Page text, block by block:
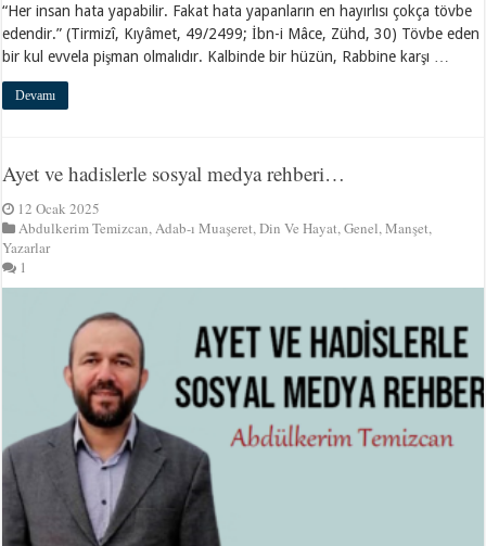
“Her insan hata yapabilir. Fakat hata yapanların en hayırlısı çokça tövbe
edendir.” (Tirmizî, Kıyâmet, 49/2499; İbn-i Mâce, Zühd, 30) Tövbe eden
bir kul evvela pişman olmalıdır. Kalbinde bir hüzün, Rabbine karşı …
Devamı
Ayet ve hadislerle sosyal medya rehberi…
12 Ocak 2025
Abdulkerim Temizcan,Adab-ı Muaşeret,Din Ve Hayat,Genel,Manşet,
Yazarlar
1